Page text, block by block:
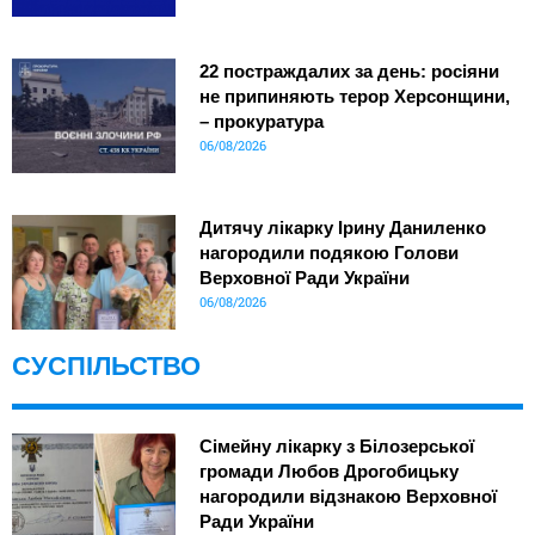
22 постраждалих за день: росіяни
не припиняють терор Херсонщини,
– прокуратура
06/08/2026
Дитячу лікарку Ірину Даниленко
нагородили подякою Голови
Верховної Ради України
06/08/2026
СУСПІЛЬСТВО
Сімейну лікарку з Білозерської
громади Любов Дрогобицьку
нагородили відзнакою Верховної
Ради України